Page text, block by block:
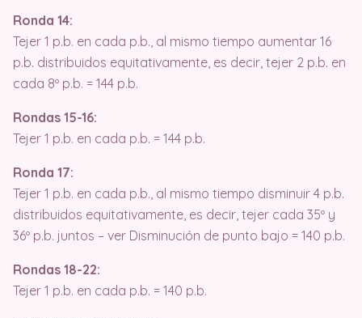
Ronda 14:
Tejer 1 p.b. en cada p.b., al mismo tiempo aumentar 16
p.b. distribuidos equitativamente, es decir, tejer 2 p.b. en
cada 8º p.b. = 144 p.b.
Rondas 15-16:
Tejer 1 p.b. en cada p.b. = 144 p.b.
Ronda 17:
Tejer 1 p.b. en cada p.b., al mismo tiempo disminuir 4 p.b.
distribuidos equitativamente, es decir, tejer cada 35º y
36º p.b. juntos – ver Disminución de punto bajo = 140 p.b.
Rondas 18-22:
Tejer 1 p.b. en cada p.b. = 140 p.b.